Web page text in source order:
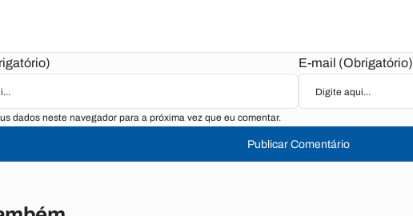
E-mail (Obrigatório)
dados neste navegador para a próxima vez que eu comentar.
Publicar Comentário